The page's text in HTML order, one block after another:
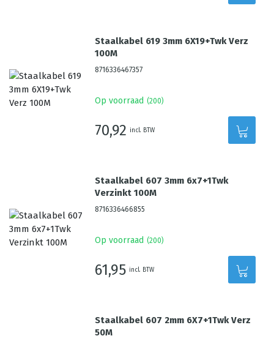
Staalkabel 619 3mm 6X19+Twk Verz
100M
8716336467357
Op voorraad (200)
70,92 incl. BTW
Staalkabel 607 3mm 6x7+1Twk
Verzinkt 100M
8716336466855
Op voorraad (200)
61,95 incl. BTW
Staalkabel 607 2mm 6X7+1Twk Verz
50M